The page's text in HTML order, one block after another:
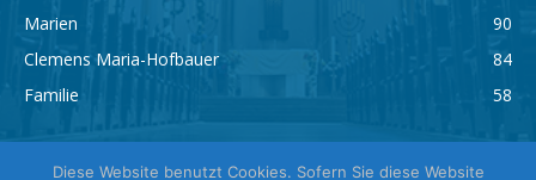
Marien
90
Clemens Maria-Hofbauer
84
Familie
58
Diese Website benutzt Cookies. Sofern Sie diese Website